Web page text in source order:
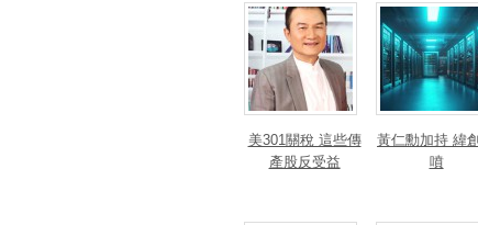
美301關稅 這些傳
產股反受益
黃仁勳加持 緯
噴